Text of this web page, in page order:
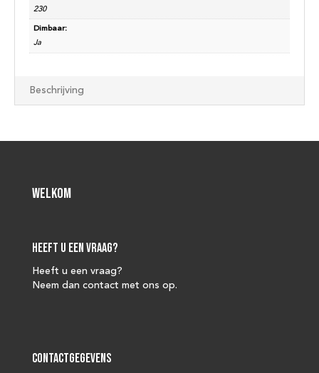
230
Dimbaar:
Ja
Beschrijving
Welkom
Heeft u een vraag?
Heeft u een vraag?
Neem dan contact met ons op.
Contactgegevens